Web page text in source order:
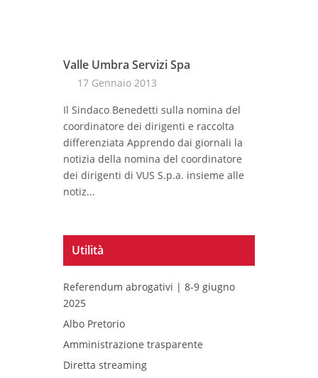
Valle Umbra Servizi Spa
17 Gennaio 2013
Il Sindaco Benedetti sulla nomina del
coordinatore dei dirigenti e raccolta
differenziata Apprendo dai giornali la
notizia della nomina del coordinatore
dei dirigenti di VUS S.p.a. insieme alle
notiz...
Utilità
Referendum abrogativi | 8-9 giugno
2025
Albo Pretorio
Amministrazione trasparente
Diretta streaming